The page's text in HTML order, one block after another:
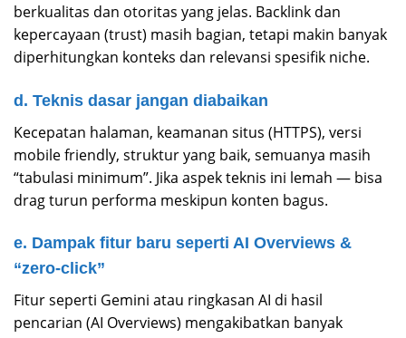
berkualitas dan otoritas yang jelas. Backlink dan
kepercayaan (trust) masih bagian, tetapi makin banyak
diperhitungkan konteks dan relevansi spesifik niche.
d. Teknis dasar jangan diabaikan
Kecepatan halaman, keamanan situs (HTTPS), versi
mobile friendly, struktur yang baik, semuanya masih
“tabulasi minimum”. Jika aspek teknis ini lemah — bisa
drag turun performa meskipun konten bagus.
e. Dampak fitur baru seperti AI Overviews &
“zero-click”
Fitur seperti Gemini atau ringkasan AI di hasil
pencarian (AI Overviews) mengakibatkan banyak